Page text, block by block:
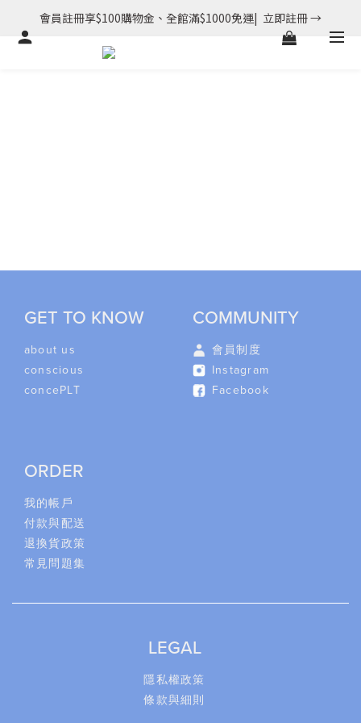
會員註冊享$100購物金、全館滿$1000免運|  立即註冊 →
GET TO KNOW
about us
conscious
concePLT
COMMUNITY
會員制度
Instagram
Facebook
ORDER
我的帳戶
付款與配送
退換貨政策
常見問題集
LEGAL
隱私權政策
條款與細則